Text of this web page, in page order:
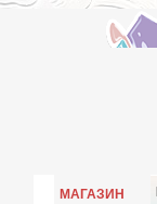
МАГАЗИН